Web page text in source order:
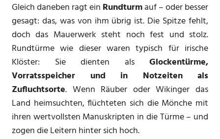
Gleich daneben ragt ein Rundturmauf – oder besser
gesagt: das, was von ihm übrig ist. Die Spitze fehlt,
doch das Mauerwerk steht noch fest und stolz.
Rundtürme wie dieser waren typisch für irische
Klöster: Sie dienten als Glockentürme,
Vorratsspeicher und in Notzeiten als
Zufluchtsorte. Wenn Räuber oder Wikinger das
Land heimsuchten, flüchteten sich die Mönche mit
ihren wertvollsten Manuskripten in die Türme – und
zogen die Leitern hinter sich hoch.